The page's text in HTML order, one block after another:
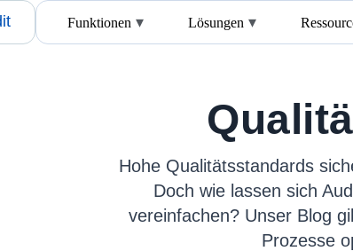
Funktionen Lösungen
Hohe Qualitätsstandards
Doch wie lassen sich
vereinfachen? Unser Blog
Prozesse